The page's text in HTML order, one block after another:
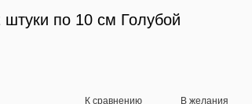
штуки по 10 см Голубой
К сравнению В желания